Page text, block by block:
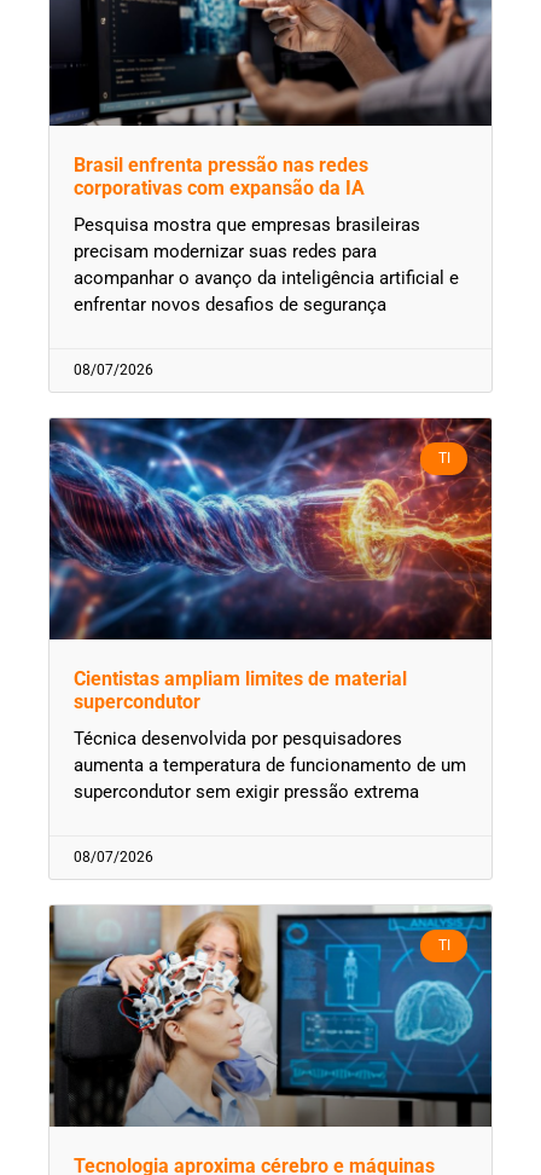
Brasil enfrenta pressão nas redes
corporativas com expansão da IA
Pesquisa mostra que empresas brasileiras
precisam modernizar suas redes para
acompanhar o avanço da inteligência artificial e
enfrentar novos desafios de segurança
08/07/2026
TI
Cientistas ampliam limites de material
supercondutor
Técnica desenvolvida por pesquisadores
aumenta a temperatura de funcionamento de um
supercondutor sem exigir pressão extrema
08/07/2026
TI
Tecnologia aproxima cérebro e máquinas